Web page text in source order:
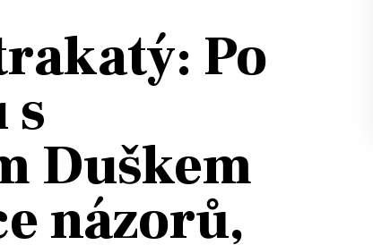
Po
s
Duškem
názorů,